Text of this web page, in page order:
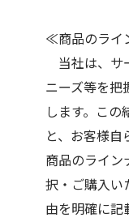
≪商品のライ
当社は、サ
ニーズ等を把
します。こ
と、お客様
商品のライン
択・ご購入い
由を明確に記